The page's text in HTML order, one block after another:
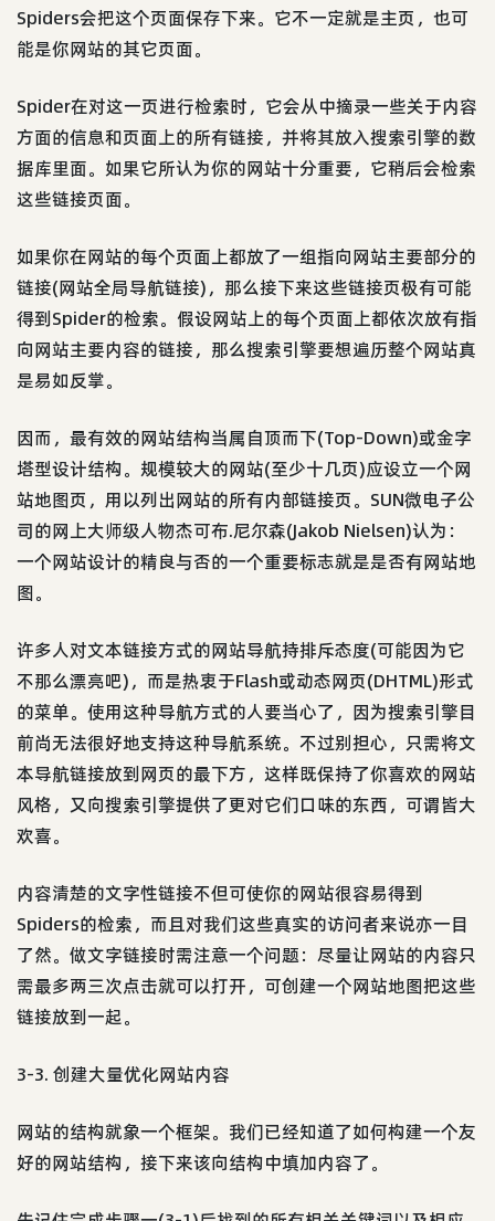
Spiders会把这个页面保存下来。它不一定就是主页，也可
能是你网站的其它页面。
Spider在对这一页进行检索时，它会从中摘录一些关于内容
方面的信息和页面上的所有链接，并将其放入搜索引擎的数
据库里面。如果它所认为你的网站十分重要，它稍后会检索
这些链接页面。
如果你在网站的每个页面上都放了一组指向网站主要部分的
链接(网站全局导航链接)，那么接下来这些链接页极有可能
得到Spider的检索。假设网站上的每个页面上都依次放有指
向网站主要内容的链接，那么搜索引擎要想遍历整个网站真
是易如反掌。
因而，最有效的网站结构当属自顶而下(Top-Down)或金字
塔型设计结构。规模较大的网站(至少十几页)应设立一个网
站地图页，用以列出网站的所有内部链接页。SUN微电子公
司的网上大师级人物杰可布.尼尔森(Jakob Nielsen)认为：
一个网站设计的精良与否的一个重要标志就是是否有网站地
图。
许多人对文本链接方式的网站导航持排斥态度(可能因为它
不那么漂亮吧)，而是热衷于Flash或动态网页(DHTML)形式
的菜单。使用这种导航方式的人要当心了，因为搜索引擎目
前尚无法很好地支持这种导航系统。不过别担心，只需将文
本导航链接放到网页的最下方，这样既保持了你喜欢的网站
风格，又向搜索引擎提供了更对它们口味的东西，可谓皆大
欢喜。
内容清楚的文字性链接不但可使你的网站很容易得到
Spiders的检索，而且对我们这些真实的访问者来说亦一目
了然。做文字链接时需注意一个问题：尽量让网站的内容只
需最多两三次点击就可以打开，可创建一个网站地图把这些
链接放到一起。
3-3. 创建大量优化网站内容
网站的结构就象一个框架。我们已经知道了如何构建一个友
好的网站结构，接下来该向结构中填加内容了。